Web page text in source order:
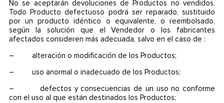
No se aceptarán devoluciones de Productos no vendidos.
Todo Producto defectuoso podrá ser reparado, sustituido
por un producto idéntico o equivalente, o reembolsado,
según la solución que el Vendedor o los fabricantes
afectados consideren más adecuada, salvo en el caso de :
– alteración o modificación de los Productos;
– uso anormal o inadecuado de los Productos;
– defectos y consecuencias de un uso no conforme
con el uso al que están destinados los Productos;